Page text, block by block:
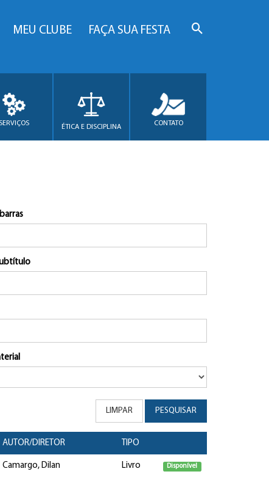
MEU CLUBE FAÇA SUA FESTA
ÉTICA E DISCIPLINA CONTATO
LIMPAR PESQUISAR
AUTOR/DIRETOR TIPO
Camargo, Dilan Livro Disponível